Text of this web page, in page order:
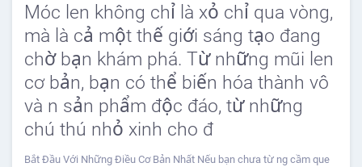
Móc len không chỉ là xỏ chỉ qua vòng,
mà là cả một thế giới sáng tạo đang
chờ bạn khám phá. Từ những mũi len
cơ bản, bạn có thể biến hóa thành vô
và n sản phẩm độc đáo, từ những
chú thú nhỏ xinh cho đ
Bắt Đầu Với Những Điều Cơ Bản Nhất Nếu bạn chưa từ ng cầm que